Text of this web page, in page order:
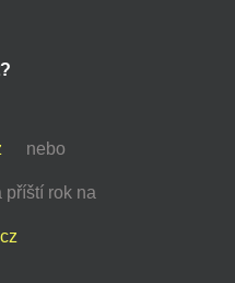
nebo
příští rok na